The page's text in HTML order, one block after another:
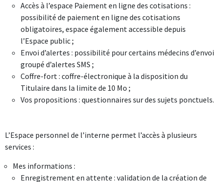
Accès à l’espace Paiement en ligne des cotisations :
possibilité de paiement en ligne des cotisations
obligatoires, espace également accessible depuis
l’Espace public ;
Envoi d’alertes : possibilité pour certains médecins d’envoi
groupé d’alertes SMS ;
Coffre-fort : coffre-électronique à la disposition du
Titulaire dans la limite de 10 Mo ;
Vos propositions : questionnaires sur des sujets ponctuels.
L’Espace personnel de l’interne permet l’accès à plusieurs
services :
Enregistrement en attente : validation de la création de